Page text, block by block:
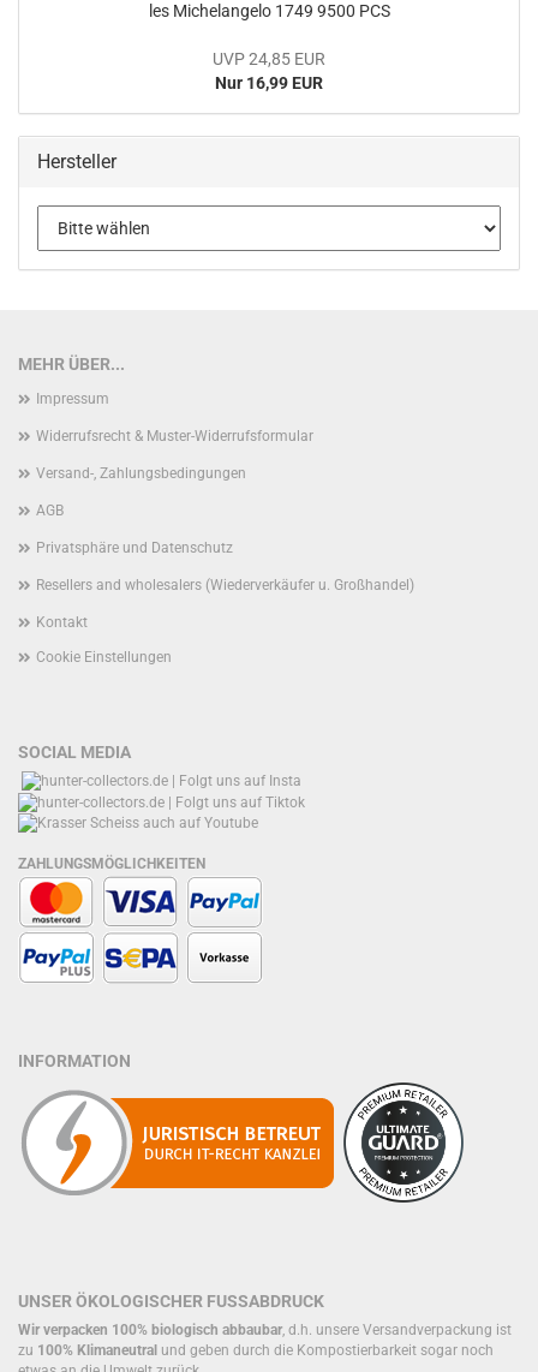
les Mi­chel­an­ge­lo 1749 9500 PCS
UVP 24,85 EUR
Nur 16,99 EUR
Hersteller
MEHR ÜBER...
Impressum
Widerrufsrecht & Muster-Widerrufsformular
Versand-, Zahlungsbedingungen
AGB
Privatsphäre und Datenschutz
Resellers and wholesalers (Wiederverkäufer u. Großhandel)
Kontakt
Cookie Einstellungen
SOCIAL MEDIA
ZAHLUNGSMÖGLICHKEITEN
INFORMATION
UNSER ÖKOLOGISCHER FUSSABDRUCK
Wir verpacken 100% biologisch abbaubar, d.h. unsere Versandverpackung ist
zu 100% Klimaneutral und geben durch die Kompostierbarkeit sogar noch